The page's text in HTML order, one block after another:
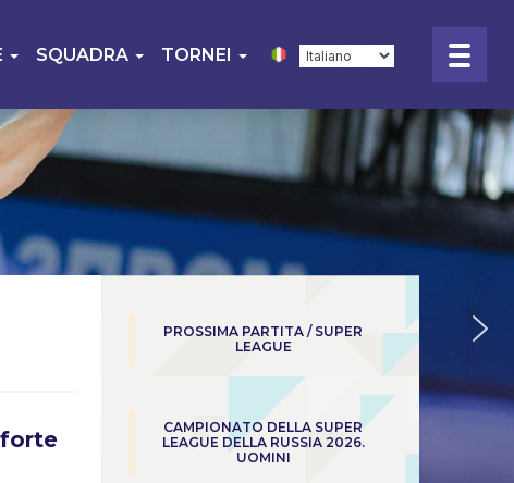
SQUADRA TORNEI
PROSSIMA PARTITA / SUPER
LEAGUE
CAMPIONATO DELLA SUPER
LEAGUE DELLA RUSSIA 2026.
UOMINI